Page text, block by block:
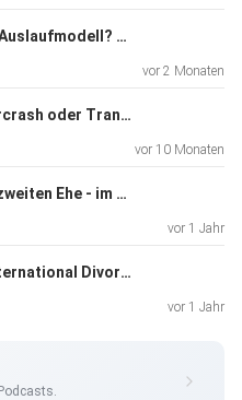
details?
#45: Monogamie - ein Auslaufmodell? Alternative Beziehungsformen unter die Lupe genommen
vor 2 Monaten
#43: Trennung: Trauercrash oder Transformationschance?
vor 10 Monaten
#42: Die Weisheit der zweiten Ehe - im Dialog mit Uschi Fellner
vor 1 Jahr
#41: Hymne an den "International Divorce Day"
vor 1 Jahr